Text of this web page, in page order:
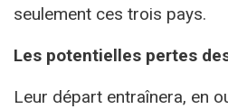
seulement ces trois pays.
Les potentielles pertes des
Leur départ entraînera, en